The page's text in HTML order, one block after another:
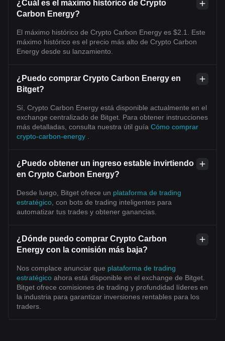
¿Cuál es el máximo histórico de Crypto
Carbon Energy?
El máximo histórico de Crypto Carbon Energy es $2.1. Este
máximo histórico es el precio más alto de Crypto Carbon
Energy desde su lanzamiento.
¿Puedo comprar Crypto Carbon Energy en
Bitget?
Sí, Crypto Carbon Energy está disponible actualmente en el
exchange centralizado de Bitget. Para obtener instrucciones
más detalladas, consulta nuestra útil guía Cómo comprar
crypto-carbon-energy
¿Puedo obtener un ingreso estable invirtiendo
en Crypto Carbon Energy?
Desde luego, Bitget ofrece un plataforma de trading
estratégico , con bots de trading inteligentes para
automatizar tus trades y obtener ganancias.
¿Dónde puedo comprar Crypto Carbon
Energy con la comisión más baja?
Nos complace anunciar que plataforma de trading
estratégico ahora está disponible en el exchange de Bitget.
Bitget ofrece comisiones de trading y profundidad líderes en
la industria para garantizar inversiones rentables para los
traders.